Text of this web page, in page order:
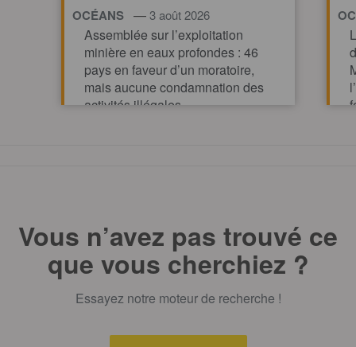
OCÉANS —3 août 2026
Assemblée sur l’exploitation
minière en eaux profondes : 46
pays en faveur d’un moratoire,
mais aucune condamnation des
activités illégales
Vous n’avez pas trouvé ce
que vous cherchiez ?
Essayez notre moteur de recherche !